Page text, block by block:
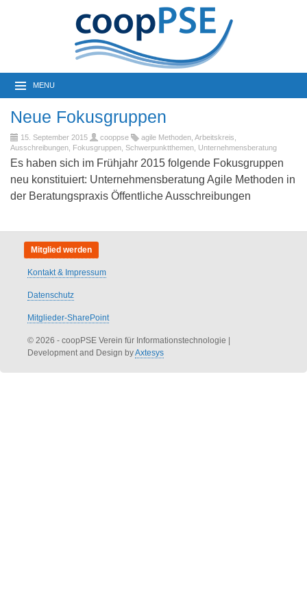
MENU
Neue Fokusgruppen
15. September 2015 cooppse agile Methoden Arbeitskreis
Ausschreibungen Fokusgruppen Schwerpunktthemen Unternehmensberatung
Es haben sich im Frühjahr 2015 folgende Fokusgruppen
neu konstituiert: Unternehmensberatung Agile Methoden in
der Beratungspraxis Öffentliche Ausschreibungen
Mitglied werden
Kontakt & Impressum
Datenschutz
Mitglieder-SharePoint
© 2026 - coopPSE Verein für Informationstechnologie
Development and Design byAxtesys